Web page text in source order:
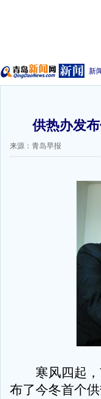
新
供热办发
来源：青岛早报
寒风四起，
布了今冬首个